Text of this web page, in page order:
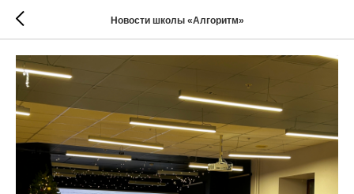
Новости школы «Алгоритм»